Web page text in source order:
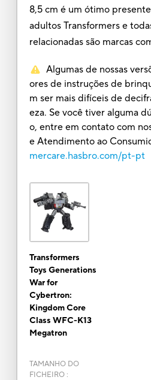
8,5 cm é um ótimo
adultos Transformers e
relacionadas são marcas
Algumas de nossas
ores de instruções de
m ser mais difíceis de
eza. Se você tiver alguma
o, entre em contato com
e Atendimento ao
mercare.hasbro.com/pt-pt
Transformers
Toys Generations
War for
Cybertron:
Kingdom Core
Class WFC-K13
Megatron
TAMANHO DO
FICHEIRO: